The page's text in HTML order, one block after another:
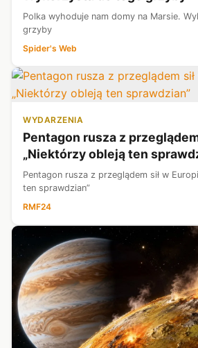
Polka wyhoduje nam domy na Marsie.
grzyby
Spider's Web
WYDARZENIA
Pentagon rusza z
„Niektórzy obleją ten
Pentagon rusza z przeglądem sił w
ten sprawdzian”
RMF24